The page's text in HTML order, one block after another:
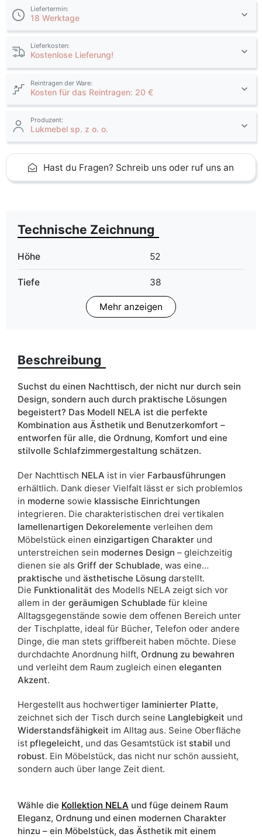
Liefertermin:
18 Werktage
Lieferkosten:
Kostenlose Lieferung!
Reintragen der Ware:
Kosten für das Reintragen: 20 €
Produzent:
Lukmebel sp. z o. o.
Hast du Fragen? Schreib uns oder ruf uns an
Technische Zeichnung
Höhe 52
Tiefe 38
Matt
Schubladen ja
Breite 51
ean13 5905723972243
Liefertermin: 18 Werktage
Aufgrund des Produktionsprozesses und der
Materialeigenschaften sind Maßabweichungen von +/- 2–3 cm
möglich.
Mehr anzeigen
Beschreibung
Suchst du einen Nachttisch, der nicht nur durch sein
Design, sondern auch durch praktische Lösungen
begeistert? Das Modell NELA ist die perfekte
Kombination aus Ästhetik und Benutzerkomfort –
entworfen für alle, die Ordnung, Komfort und eine
stilvolle Schlafzimmergestaltung schätzen.
Der Nachttisch NELA ist in vier Farbausführungen
erhältlich. Dank dieser Vielfalt lässt er sich problemlos
in moderne sowie klassische Einrichtungen
integrieren. Die charakteristischen drei vertikalen
lamellenartigen Dekorelemente verleihen dem
Möbelstück einen einzigartigen Charakter und
unterstreichen sein modernes Design – gleichzeitig
dienen sie als Griff der Schublade, was eine
praktische und ästhetische Lösung darstellt.
Die Funktionalität des Modells NELA zeigt sich vor
allem in der geräumigen Schublade für kleine
Alltagsgegenstände sowie dem offenen Bereich unter
der Tischplatte, ideal für Bücher, Telefon oder andere
Dinge, die man stets griffbereit haben möchte. Diese
durchdachte Anordnung hilft, Ordnung zu bewahren
und verleiht dem Raum zugleich einen eleganten
Akzent.
Hergestellt aus hochwertiger laminierter Platte,
zeichnet sich der Tisch durch seine Langlebigkeit und
Widerstandsfähigkeit im Alltag aus. Seine Oberfläche
ist pflegeleicht, und das Gesamtstück ist stabil und
robust. Ein Möbelstück, das nicht nur schön aussieht,
sondern auch über lange Zeit dient.
Wähle die Kollektion NELA und füge deinem Raum
Eleganz, Ordnung und einen modernen Charakter
hinzu – ein Möbelstück, das Ästhetik mit einem